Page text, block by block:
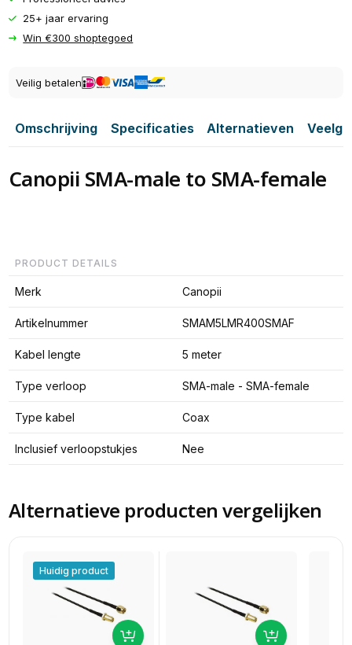
25+ jaar ervaring
Win €300 shoptegoed
Veilig betalen
Omschrijving Specificaties Alternatieven
Canopii SMA-male to SMA-female
PRODUCT DETAILS
Merk Canopii
Artikelnummer SMAM5LMR400SMAF
Kabel lengte 5 meter
Type verloop SMA-male - SMA-female
Type kabel Coax
Inclusief verloopstukjes Nee
Alternatieve producten vergelijken
Huidig product